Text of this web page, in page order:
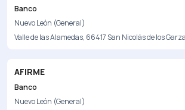
Banco
Nuevo León (General)
Valle de las Alamedas, 66417 San Nicolás de los
AFIRME
Banco
Nuevo León (General)